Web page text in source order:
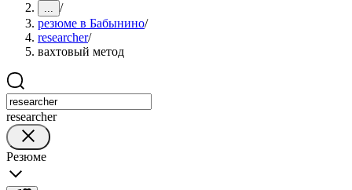
... /
резюме в Бабынино/
researcher/
вахтовый метод
researcher
Резюме